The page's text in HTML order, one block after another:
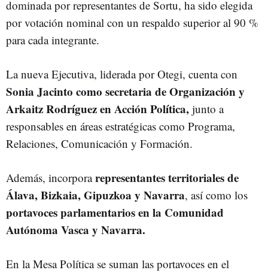
dominada por representantes de Sortu, ha sido elegida
por votación nominal con un respaldo superior al 90 %
para cada integrante.
La nueva Ejecutiva, liderada por Otegi, cuenta con
Sonia Jacinto como secretaria de Organización y
Arkaitz Rodríguez en Acción Política, junto a
responsables en áreas estratégicas como Programa,
Relaciones, Comunicación y Formación.
Además, incorporarepresentantes territoriales de
Álava, Bizkaia, Gipuzkoa y Navarra, así como los
portavoces parlamentarios en la Comunidad
Autónoma Vasca y Navarra.
En la Mesa Política se suman las portavoces en el